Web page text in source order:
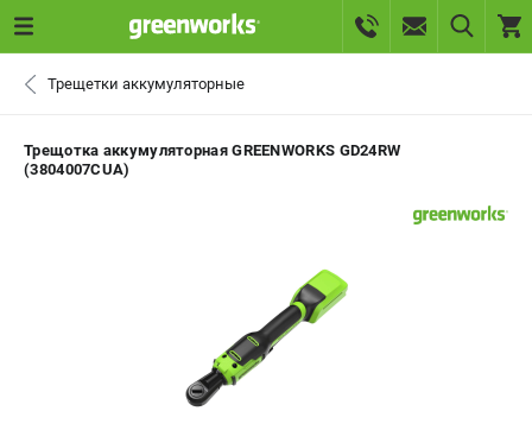
ВХОД ИЛИ РЕГИСТРАЦИЯ
0 ₽
Трещетки аккумуляторные
Трещотка аккумуляторная GREENWORKS GD24RW
(3804007CUA)